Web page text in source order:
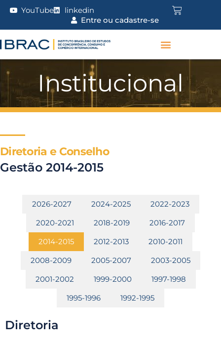
YouTube
linkedin
Entre ou cadastre-se
Institucional
Diretoria e Conselho
Gestão 2014-2015
2026-2027 2024-2025
2022-2023
2020-2021
2018-2019
2016-2017
2014-2015
2012-2013
2010-2011
2008-2009
2005-2007
2003-2005
2001-2002
1999-2000
1997-1998
1995-1996
1992-1995
Diretoria